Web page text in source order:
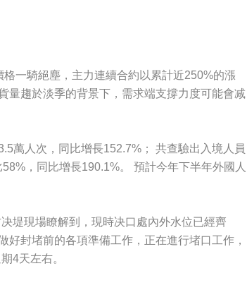
一騎絕塵，主力連續合約以累計近250%的漲
量趨於淡季的背景下，需求端支撐力度可能會减
萬人次，同比增長152.7%； 共查驗出入境人員
，同比增長190.1%。 預計今年下半年外國人
堤現場瞭解到，現時决口處內外水位已經齊
封堵前的各項準備工作，正在進行堵口工作，
4天左右。